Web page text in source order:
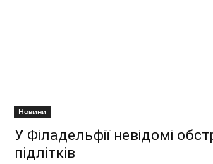
Новини
У Філадельфії невідомі
підлітків